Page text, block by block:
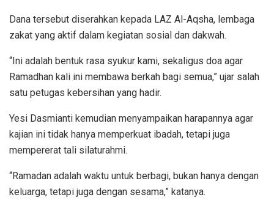
Dana tersebut diserahkan kepada LAZ Al-Aqsha, lembaga
zakat yang aktif dalam kegiatan sosial dan dakwah.
“Ini adalah bentuk rasa syukur kami, sekaligus doa agar
Ramadhan kali ini membawa berkah bagi semua,” ujar salah
satu petugas kebersihan yang hadir.
Yesi Dasmianti kemudian menyampaikan harapannya agar
kajian ini tidak hanya memperkuat ibadah, tetapi juga
mempererat tali silaturahmi.
“Ramadan adalah waktu untuk berbagi, bukan hanya dengan
keluarga, tetapi juga dengan sesama,” katanya.